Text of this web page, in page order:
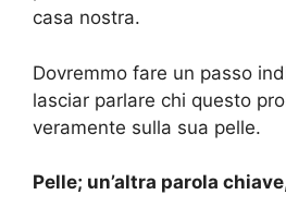
casa nostra.
Dovremmo fare un passo
lasciar parlare chi questo
veramente sulla sua pelle.
Pelle; un’altra parola